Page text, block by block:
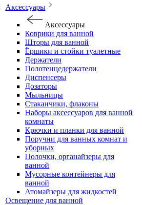
Аксессуары
Аксессуары
Коврики для ванной
Шторы для ванной
Ёршики и стойки туалетные
Держатели
Полотенцедержатели
Диспенсеры
Дозаторы
Мыльницы
Стаканчики, флаконы
Наборы аксессуаров для ванной
комнаты
Крючки и планки для ванной
Поручни для ванных комнат и
уборных
Полочки, органайзеры для
ванной
Мусорные контейнеры для
ванной
Атомайзеры для жидкостей
Освещение для ванной